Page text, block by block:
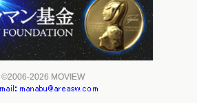
©2006-2026 MOVIEW